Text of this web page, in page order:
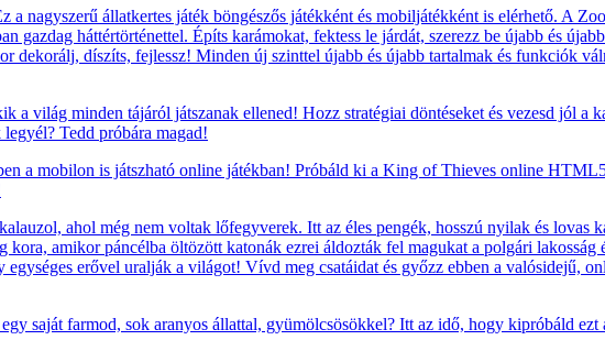
a nagyszerű állatkertes játék böngészős játékként és mobiljátékként is elérhető. A
háttértörténettel. Építs karámokat, fektess le járdát, szerezz be újabb és
dekorálj, díszíts, fejlessz! Minden új szinttel újabb és újabb tartalmak és funkciók
a világ minden tájáról játszanak ellened! Hozz stratégiai döntéseket és vezesd jól a
Tedd próbára magad!
a mobilon is játszható online játékban! Próbáld ki a King of Thieves online
ahol még nem voltak lőfegyverek. Itt az éles pengék, hosszú nyilak és lovas
kora, amikor páncélba öltözött katonák ezrei áldozták fel magukat a polgári
erővel uralják a világot! Vívd meg csatáidat és győzz ebben a valósidejű,
saját farmod, sok aranyos állattal, gyümölcsösökkel? Itt az idő, hogy kipróbáld